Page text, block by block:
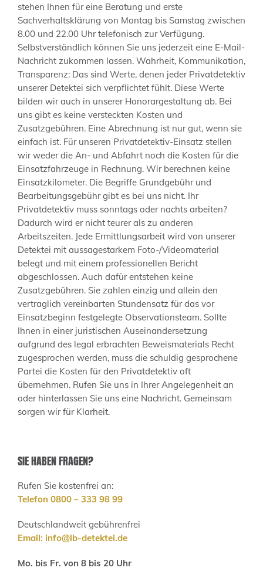
stehen Ihnen für eine Beratung und erste
Sachverhaltsklärung von Montag bis Samstag zwischen
8.00 und 22.00 Uhr telefonisch zur Verfügung.
Selbstverständlich können Sie uns jederzeit eine E-Mail-
Nachricht zukommen lassen. Wahrheit, Kommunikation,
Transparenz: Das sind Werte, denen jeder Privatdetektiv
unserer Detektei sich verpflichtet fühlt. Diese Werte
bilden wir auch in unserer Honorargestaltung ab. Bei
uns gibt es keine versteckten Kosten und
Zusatzgebühren. Eine Abrechnung ist nur gut, wenn sie
einfach ist. Für unseren Privatdetektiv-Einsatz stellen
wir weder die An- und Abfahrt noch die Kosten für die
Einsatzfahrzeuge in Rechnung. Wir berechnen keine
Einsatzkilometer. Die Begriffe Grundgebühr und
Bearbeitungsgebühr gibt es bei uns nicht. Ihr
Privatdetektiv muss sonntags oder nachts arbeiten?
Dadurch wird er nicht teurer als zu anderen
Arbeitszeiten. Jede Ermittlungsarbeit wird von unserer
Detektei mit aussagestarkem Foto-/Videomaterial
belegt und mit einem professionellen Bericht
abgeschlossen. Auch dafür entstehen keine
Zusatzgebühren. Sie zahlen einzig und allein den
vertraglich vereinbarten Stundensatz für das vor
Einsatzbeginn festgelegte Observationsteam. Sollte
Ihnen in einer juristischen Auseinandersetzung
aufgrund des legal erbrachten Beweismaterials Recht
zugesprochen werden, muss die schuldig gesprochene
Partei die Kosten für den Privatdetektiv oft
übernehmen. Rufen Sie uns in Ihrer Angelegenheit an
oder hinterlassen Sie uns eine Nachricht. Gemeinsam
sorgen wir für Klarheit.
SIE HABEN FRAGEN?
Rufen Sie kostenfrei an:
Telefon 0800 – 333 98 99
Deutschlandweit gebührenfrei
Email: info@lb-detektei.de
Mo. bis Fr. von 8 bis 20 Uhr